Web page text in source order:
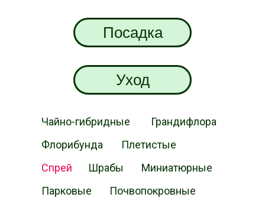
Посадка
Уход
Чайно-гибридные
Грандифлора
Плетистые
Флорибунда
Парковые
Шрабы Миниатюрные
Спрей
Почвопокровные